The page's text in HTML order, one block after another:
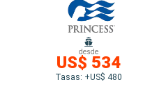
desde
US$ 534
Tasas: +US$ 480